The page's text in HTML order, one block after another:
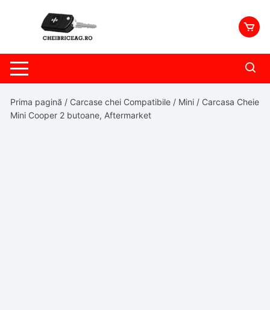
Prima pagină / Carcase chei Compatibile / Mini / Carcasa Cheie
Mini Cooper 2 butoane, Aftermarket